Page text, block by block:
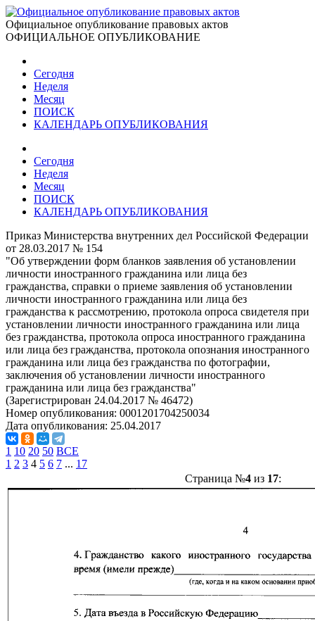
Официальное опубликование правовых актов
ОФИЦИАЛЬНОЕ ОПУБЛИКОВАНИЕ
Сегодня
Неделя
Месяц
ПОИСК
КАЛЕНДАРЬ ОПУБЛИКОВАНИЯ
Сегодня
Неделя
Месяц
ПОИСК
КАЛЕНДАРЬ ОПУБЛИКОВАНИЯ
Приказ Министерства внутренних дел Российской Федерации
от 28.03.2017 № 154
"Об утверждении форм бланков заявления об установлении
личности иностранного гражданина или лица без
гражданства, справки о приеме заявления об установлении
личности иностранного гражданина или лица без
гражданства к рассмотрению, протокола опроса свидетеля при
установлении личности иностранного гражданина или лица
без гражданства, протокола опроса иностранного гражданина
или лица без гражданства, протокола опознания иностранного
гражданина или лица без гражданства по фотографии,
заключения об установлении личности иностранного
гражданина или лица без гражданства"
(Зарегистрирован 24.04.2017 № 46472)
Номер опубликования: 0001201704250034
Дата опубликования: 25.04.2017
1 10 20 50 ВСЕ
1 2 3 4 5 6 7 ... 17
Страница №4из 17: